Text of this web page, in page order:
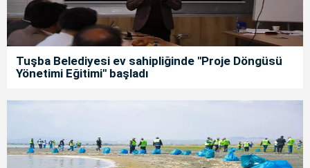
Tuşba Belediyesi ev sahipliğinde "Proje Döngüsü
Yönetimi Eğitimi" başladı